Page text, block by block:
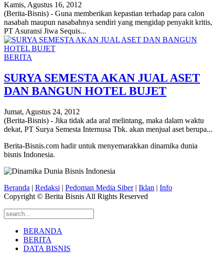
Kamis, Agustus 16, 2012
(Berita-Bisnis) - Guna memberikan kepastian terhadap para calon
nasabah maupun nasabahnya sendiri yang mengidap penyakit kritis,
PT Asuransi Jiwa Sequis...
BERITA
SURYA SEMESTA AKAN JUAL ASET
DAN BANGUN HOTEL BUJET
Jumat, Agustus 24, 2012
(Berita-Bisnis) - Jika tidak ada aral melintang, maka dalam waktu
dekat, PT Surya Semesta Internusa Tbk. akan menjual aset berupa...
Berita-Bisnis.com hadir untuk menyemarakkan dinamika dunia
bisnis Indonesia.
Beranda | Redaksi | Pedoman Media Siber| Iklan | Info
Copyright © Berita Bisnis All Rights Reserved
BERANDA
BERITA
DATA BISNIS